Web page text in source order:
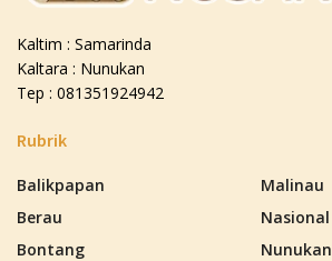
Kaltim : Samarinda
Kaltara : Nunukan
Tep : 081351924942
Rubrik
Balikpapan
Berau
Bontang
Malinau
Nasional
Nunukan